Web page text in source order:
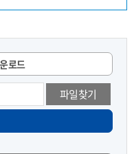
로드
파일찾기